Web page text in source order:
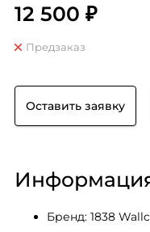
12 500 ₽
Предзаказ
Оставить заявку
Бренд: 1838